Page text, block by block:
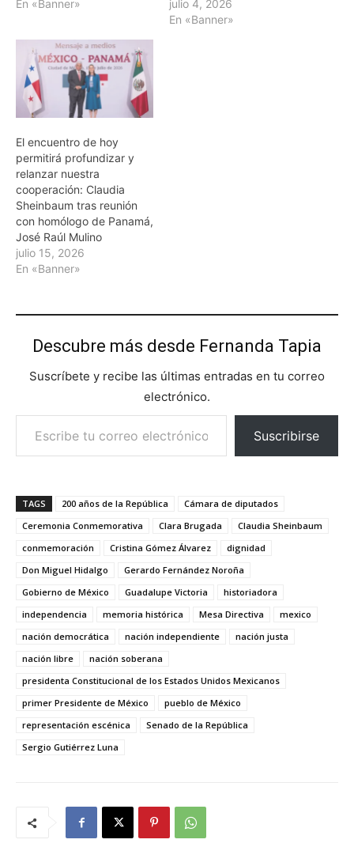
En «Banner»
julio 4, 2026
En «Banner»
El encuentro de hoy
permitirá profundizar y
relanzar nuestra
cooperación: Claudia
Sheinbaum tras reunión
con homólogo de Panamá,
José Raúl Mulino
julio 15, 2026
En «Banner»
Descubre más desde Fernanda Tapia
Suscríbete y recibe las últimas entradas en tu correo
electrónico.
Escribe tu correo electrónico…
Suscribirse
TAGS 200 años de la República
Cámara de diputados
Ceremonia Conmemorativa
Clara Brugada
Claudia Sheinbaum
conmemoración
Cristina Gómez Álvarez
dignidad
Don Miguel Hidalgo
Gerardo Fernández Noroña
Gobierno de México
Guadalupe Victoria
historiadora
independencia
memoria histórica Mesa Directiva
mexico
nación democrática
nación independiente
nación justa
nación libre
nación soberana
presidenta Constitucional de los Estados Unidos Mexicanos
primer Presidente de México
pueblo de México
representación escénica
Senado de la República
Sergio Gutiérrez Luna